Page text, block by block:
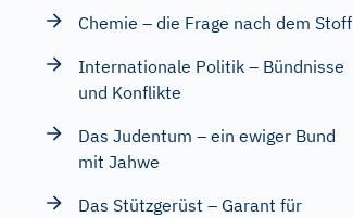
Chemie – die Frage nach dem Stoff
Internationale Politik – Bündnisse
und Konflikte
Das Judentum – ein ewiger Bund
mit Jahwe
Das Stützgerüst – Garant für